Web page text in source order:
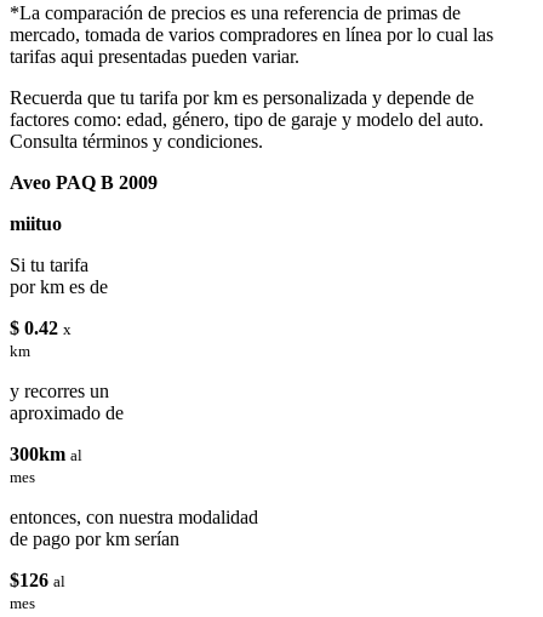
*La comparación de precios es una referencia de primas de
mercado, tomada de varios compradores en línea por lo cual las
tarifas aqui presentadas pueden variar.
Recuerda que tu tarifa por km es personalizada y depende de
factores como: edad, género, tipo de garaje y modelo del auto.
Consulta términos y condiciones.
Aveo PAQ B 2009
miituo
Si tu tarifa
por km es de
$ 0.42 x
km
y recorres un
aproximado de
300km al
mes
entonces, con nuestra modalidad
de pago por km serían
$126 al
mes